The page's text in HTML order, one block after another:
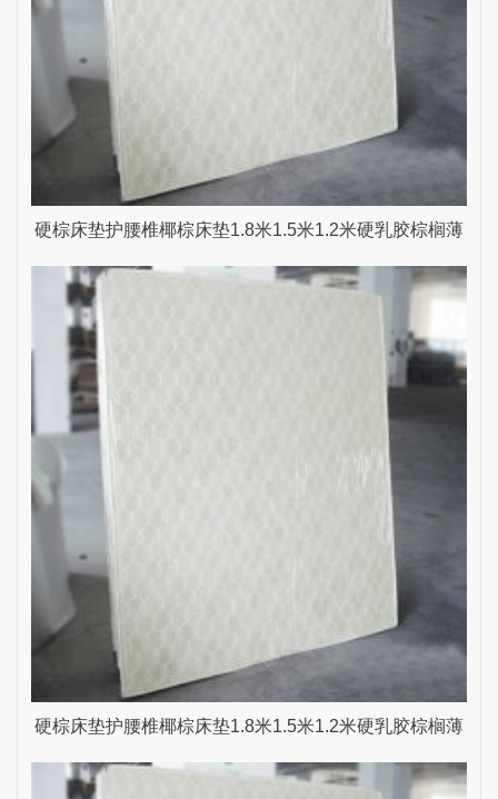
硬棕床垫护腰椎椰棕床垫1.8米1.5米1.2米硬乳胶棕榈薄
雨生家具 乳白色 1500mm*2000mm
硬棕床垫护腰椎椰棕床垫1.8米1.5米1.2米硬乳胶棕榈薄
雨生家具 乳白色 1800mm*2000mm